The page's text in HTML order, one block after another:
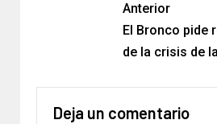
Anterior
El Bronco pide
de la crisis de
Deja un comentario